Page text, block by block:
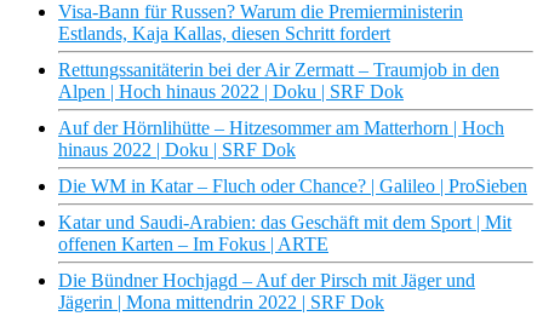
Visa-Bann für Russen? Warum die Premierministerin
Estlands, Kaja Kallas, diesen Schritt fordert
Rettungssanitäterin bei der Air Zermatt – Traumjob in den
Alpen | Hoch hinaus 2022 | Doku | SRF Dok
Auf der Hörnlihütte – Hitzesommer am Matterhorn | Hoch
hinaus 2022 | Doku | SRF Dok
Die WM in Katar – Fluch oder Chance? | Galileo | ProSieben
Katar und Saudi-Arabien: das Geschäft mit dem Sport | Mit
offenen Karten – Im Fokus | ARTE
Die Bündner Hochjagd – Auf der Pirsch mit Jäger und
Jägerin | Mona mittendrin 2022 | SRF Dok